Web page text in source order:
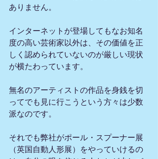
ありません。
インターネットが登場してもなお知名
度の高い芸術家以外は、その価値を正
しく認められていないのが厳しい現状
が横たわっています。
無名のアーティストの作品を身銭を切
ってでも見に行こうという方々は少数
派なのです。
それでも弊社がポール・スプーナー展
（英国自動人形展）をやっていけるの